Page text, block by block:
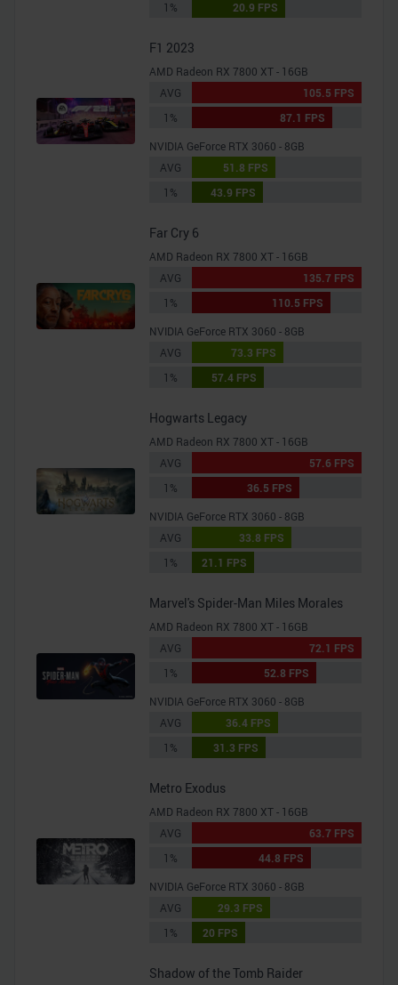
1% 20.9 FPS
F1 2023
AMD Radeon RX 7800 XT - 16GB
AVG
105.5 FPS
1%
87.1 FPS
NVIDIA GeForce RTX 3060 - 8GB
AVG
51.8 FPS
1%
43.9 FPS
Far Cry 6
AMD Radeon RX 7800 XT - 16GB
AVG
135.7 FPS
1%
110.5 FPS
NVIDIA GeForce RTX 3060 - 8GB
AVG
73.3 FPS
1%
57.4 FPS
Hogwarts Legacy
AMD Radeon RX 7800 XT - 16GB
AVG
57.6 FPS
1%
36.5 FPS
NVIDIA GeForce RTX 3060 - 8GB
AVG
33.8 FPS
1%
21.1 FPS
Marvel's Spider-Man Miles Morales
AMD Radeon RX 7800 XT - 16GB
AVG
72.1 FPS
1%
52.8 FPS
NVIDIA GeForce RTX 3060 - 8GB
AVG
36.4 FPS
1%
31.3 FPS
Metro Exodus
AMD Radeon RX 7800 XT - 16GB
AVG
63.7 FPS
1%
44.8 FPS
NVIDIA GeForce RTX 3060 - 8GB
AVG
29.3 FPS
1%
20 FPS
Shadow of the Tomb Raider